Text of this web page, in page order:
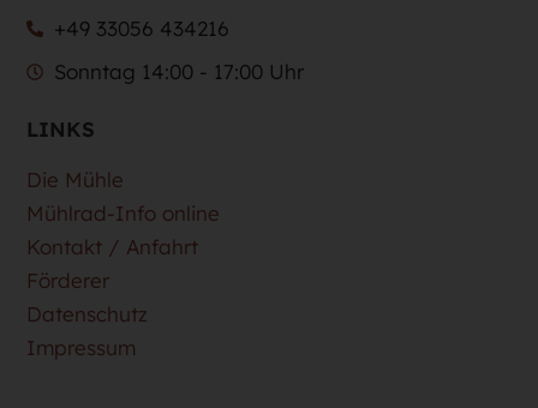
LINKS
Die Mühle
Mühlrad-Info online
Kontakt / Anfahrt
Förderer
Datenschutz
Impressum
+49 33056 434216
Sonntag 14:00 - 17:00 Uhr